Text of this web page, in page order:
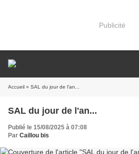
Publicité
Accueil » SAL du jour de l'an...
SAL du jour de l'an...
Publié le 15/08/2025 à 07:08
Par Caillou bis